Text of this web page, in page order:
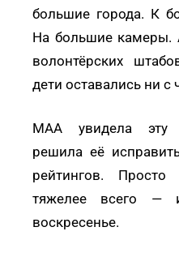
большие города. К
На большие камеры.
волонтёрских
дети оставались ни с
МАА увидела эту
решила её
рейтингов.
тяжелее всего —
воскресенье.